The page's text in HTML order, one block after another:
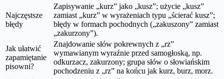
Najczęstsze
błędy
Zapisywanie „kurz” jako „kusz”; użycie „kusz”
zamiast „kurz” w wyrażeniach typu „ścierać kusz”;
błędy w formach pochodnych („zakuszony” zamiast
„zakurzony”).
Jak ułatwić
zapamiętanie
pisowni?
Znajdowanie słów pokrewnych z „rz”
wymawianym wyraźnie przed samogłoską, np.
odkurzacz, zakurzony; grupa słów o słowiańskim
pochodzeniu z „rz” na końcu jak kurz, burz, morz.